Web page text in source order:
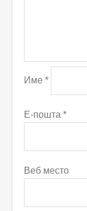
Име *
Е-пошта *
Веб место